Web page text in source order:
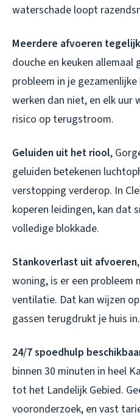
waterschade loopt
Meerdere afvoeren
douche en keuken
probleem in je
werken dan niet, en elk
risico op terugstroom.
Geluiden uit het riool,
geluiden betekenen
verstopping verderop. In
koperen leidingen, kan dat
volledige blokkade.
Stankoverlast uit afvoeren
woning, is er een
ventilatie. Dat kan wijzen
gassen terugdrukt je huis in.
24/7 spoedhulp
binnen 30 minuten in heel
tot het Landelijk Gebied.
vooronderzoek, en vast